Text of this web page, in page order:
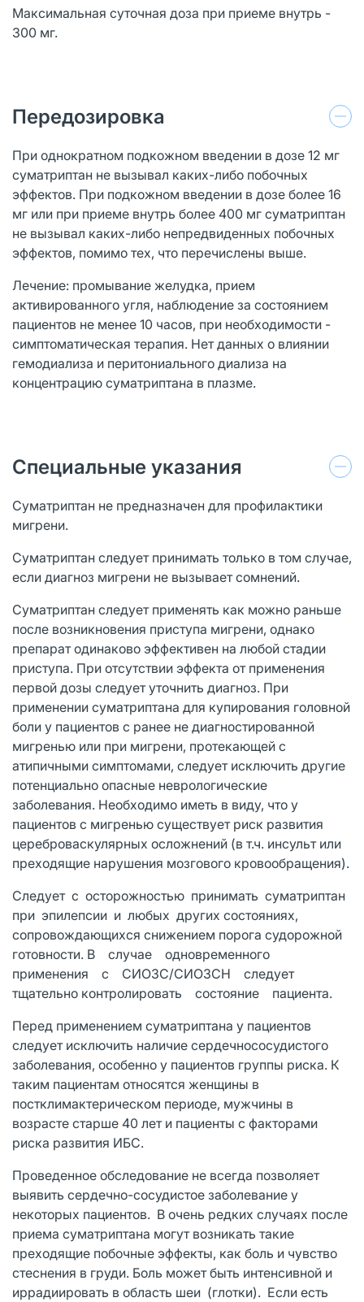
Максимальная суточная доза при приеме внутрь -
300 мг.
Передозировка
При однократном подкожном введении в дозе 12 мг
суматриптан не вызывал каких-либо побочных
эффектов. При подкожном введении в дозе более 16
мг или при приеме внутрь более 400 мг суматриптан
не вызывал каких-либо непредвиденных побочных
эффектов, помимо тех, что перечислены выше.
Лечение: промывание желудка, прием
активированного угля, наблюдение за состоянием
пациентов не менее 10 часов, при необходимости -
симптоматическая терапия. Нет данных о влиянии
гемодиализа и перитониального диализа на
концентрацию суматриптана в плазме.
Специальные указания
Суматриптан не предназначен для профилактики
мигрени.
Суматриптан следует принимать только в том случае,
если диагноз мигрени не вызывает сомнений.
Суматриптан следует применять как можно раньше
после возникновения приступа мигрени, однако
препарат одинаково эффективен на любой стадии
приступа. При отсутствии эффекта от применения
первой дозы следует уточнить диагноз. При
применении суматриптана для купирования головной
боли у пациентов с ранее не диагностированной
мигренью или при мигрени, протекающей с
атипичными симптомами, следует исключить другие
потенциально опасные неврологические
заболевания. Необходимо иметь в виду, что у
пациентов с мигренью существует риск развития
цереброваскулярных осложнений (в т.ч. инсульт или
преходящие нарушения мозгового кровообращения).
Следует с осторожностью принимать суматриптан
при эпилепсии и любых других состояниях,
сопровождающихся снижением порога судорожной
готовности. В случае одновременного
применения с СИОЗС/СИОЗСН следует
тщательно контролировать состояние пациента.
Перед применением суматриптана у пациентов
следует исключить наличие сердечно­сосудистого
заболевания, особенно у пациентов группы риска. К
таким пациентам относятся женщины в
постклимактерическом периоде, мужчины в
возрасте старше 40 лет и пациенты с факторами
риска развития ИБС.
Проведенное обследование не всегда позволяет
выявить сердечно-сосудистое заболевание у
некоторых пациентов. В очень редких случаях после
приема суматриптана могут возникать такие
преходящие побочные эффекты, как боль и чувство
стеснения в груди. Боль может быть интенсивной и
иррадиировать в область шеи (глотки). Если есть